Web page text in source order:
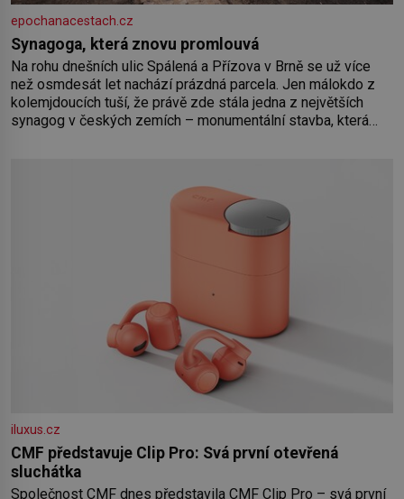
epochanacestach.cz
Synagoga, která znovu promlouvá
Na rohu dnešních ulic Spálená a Přízova v Brně se už více
než osmdesát let nachází prázdná parcela. Jen málokdo z
kolemjdoucích tuší, že právě zde stála jedna z největších
synagog v českých zemích – monumentální stavba, která
iluxus.cz
CMF představuje Clip Pro: Svá první otevřená
sluchátka
Společnost CMF dnes představila CMF Clip Pro – svá první